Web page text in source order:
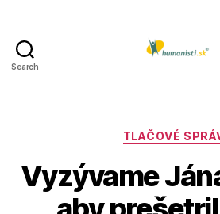
Search
TLAČOVÉ
Vyzývame